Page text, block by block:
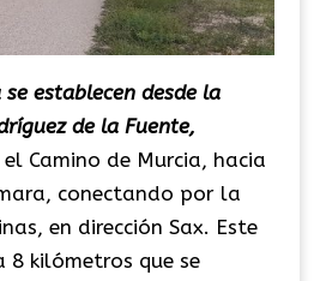
establecen desde la
de la Fuente,
Camino de Murcia, hacia
conectando por la
en dirección Sax. Este
8 kilómetros que se